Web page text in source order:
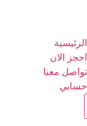
الرئيسية
احجز الان
تواصل معنا
حسابي